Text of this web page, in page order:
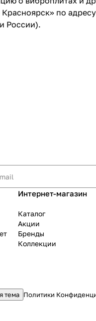
Красноярск» по
России).
Интернет-магазин
Каталог
Акции
Бренды
Коллекции
тема Политики